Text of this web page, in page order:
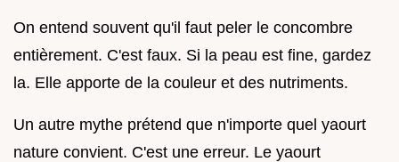
On entend souvent qu'il faut peler le concombre
entièrement. C'est faux. Si la peau est fine, gardez
la. Elle apporte de la couleur et des nutriments.
Un autre mythe prétend que n'importe quel yaourt
nature convient. C'est une erreur. Le yaourt